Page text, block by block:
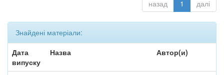
назад 1 далі
Знайдені матеріали:
Дата
випуску
Назва Автор(и)